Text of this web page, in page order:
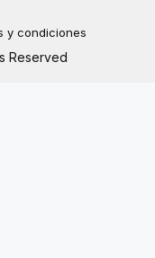
y condiciones
Reserved